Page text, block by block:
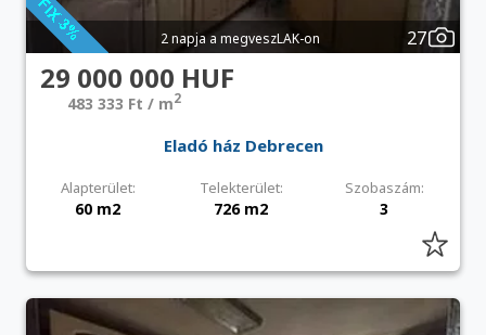
2 napja a megveszLAK-on 27
29 000 000 HUF
483 333 Ft / m2
Eladó ház Debrecen
Alapterület: Telekterület: Szobaszám:
60 m2 726 m2 3